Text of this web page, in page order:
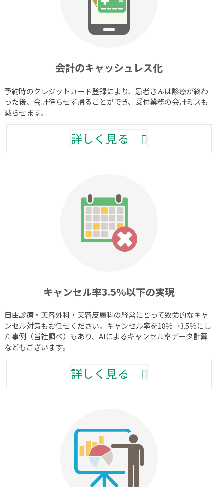
会計のキャッシュレス化
予約時のクレジットカード登録により、患者さんは診療が終わ
った後、会計待ちせず帰ることができ、受付業務の会計ミスも
減らせます。
詳しく見る
キャンセル率3.5％以下の実現
自由診療・美容外科・美容皮膚科の経営にとって致命的なキャ
ンセル対策もお任せください。キャンセル率を18％→3.5％にし
た事例 （当社調べ） もあり、AIによるキャンセル率データ計算
などもございます。
詳しく見る